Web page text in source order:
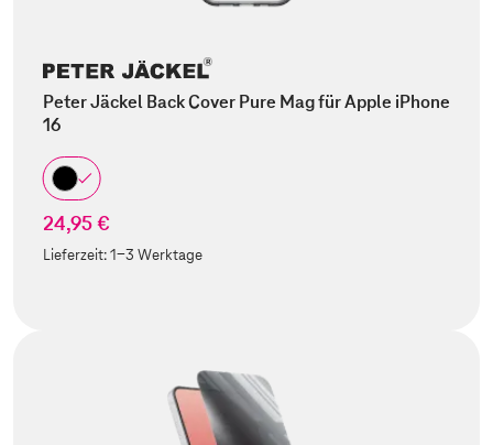
Peter Jäckel Back Cover Pure Mag für Apple iPhone
16
24,95 €
Lieferzeit:1-3 Werktage